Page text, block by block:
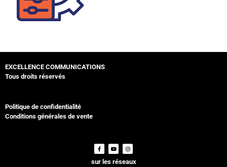
EXCELLENCE COMMUNICATIONS
Tous droits réservés
Politique de confidentialité
Conditions générales de vente
sur les réseaux